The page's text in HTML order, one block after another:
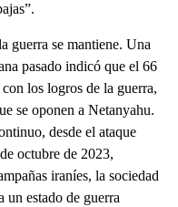
guerra se mantiene. Una
pasado indicó que el 66
los logros de la guerra,
se oponen a Netanyahu.
desde el ataque
octubre de 2023,
iraníes, la sociedad
un estado de guerra